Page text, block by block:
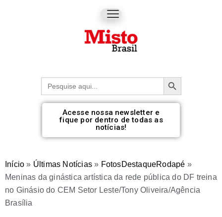
Procurar: Botão de pesquisa
Acesse nossa newsletter e
fique por dentro de todas as
notícias!
Início » Últimas Notícias » FotosDestaqueRodapé »
Meninas da ginástica artística da rede pública do DF treina
no Ginásio do CEM Setor Leste/Tony Oliveira/Agência
Brasília